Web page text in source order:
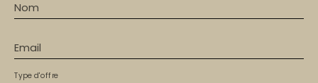
Nom
Email
Type d'offre